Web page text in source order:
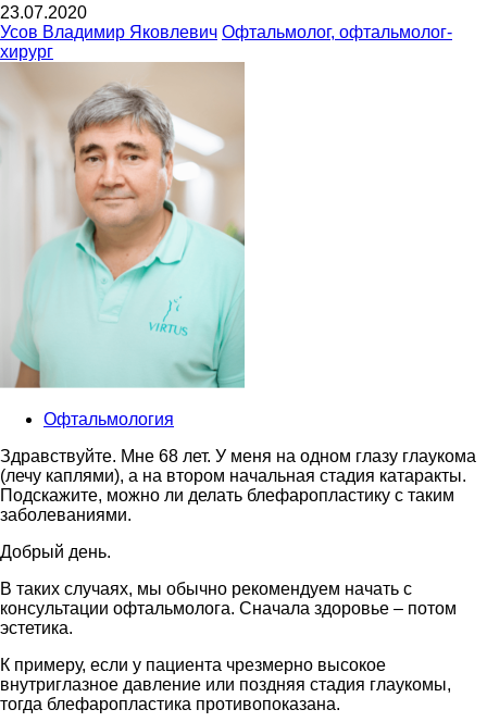
23.07.2020
Усов Владимир Яковлевич Офтальмолог, офтальмолог-
хирург
Офтальмология
Здравствуйте. Мне 68 лет. У меня на одном глазу глаукома
(лечу каплями), а на втором начальная стадия катаракты.
Подскажите, можно ли делать блефаропластику с таким
заболеваниями.
Добрый день.
В таких случаях, мы обычно рекомендуем начать с
консультации офтальмолога. Сначала здоровье – потом
эстетика.
К примеру, если у пациента чрезмерно высокое
внутриглазное давление или поздняя стадия глаукомы,
тогда блефаропластика противопоказана.